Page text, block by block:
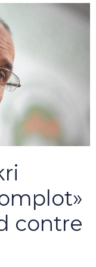
contre